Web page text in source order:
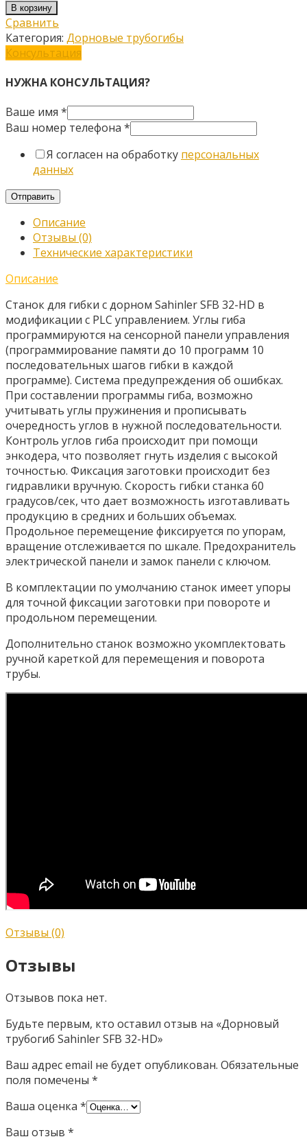
товара
Дорновый
трубогиб
Sahinler
32-
В корзину
Сравнить
Категория: Дорновые трубогибы
Консультация
НУЖНА КОНСУЛЬТАЦИЯ?
Ваше имя *
Ваш номер телефона *
Я согласен на обработку персональных
данных
Отправить
Описание
Отзывы (0)
Технические характеристики
Описание
Станок для гибки с дорном Sahinler SFB 32-HD в
модификации с PLC управлением. Углы гиба
программируются на сенсорной панели управления
(программирование памяти до 10 программ 10
последовательных шагов гибки в каждой
программе). Система предупреждения об ошибках.
При составлении программы гиба, возможно
учитывать углы пружинения и прописывать
очередность углов в нужной последовательности.
Контроль углов гиба происходит при помощи
энкодера, что позволяет гнуть изделия с высокой
точностью. Фиксация заготовки происходит без
гидравлики вручную. Скорость гибки станка 60
градусов/сек, что дает возможность изготавливать
продукцию в средних и больших объемах.
Продольное перемещение фиксируется по упорам,
вращение отслеживается по шкале. Предохранитель
электрической панели и замок панели с ключом.
В комплектации по умолчанию станок имеет упоры
для точной фиксации заготовки при повороте и
продольном перемещении.
Дополнительно станок возможно укомплектовать
ручной кареткой для перемещения и поворота
трубы.
Отзывы (0)
Отзывы
Отзывов пока нет.
Будьте первым, кто оставил отзыв на «Дорновый
трубогиб Sahinler SFB 32-HD»
Ваш адрес email не будет опубликован. Обязательные
поля помечены *
Ваша оценка *
Ваш отзыв *